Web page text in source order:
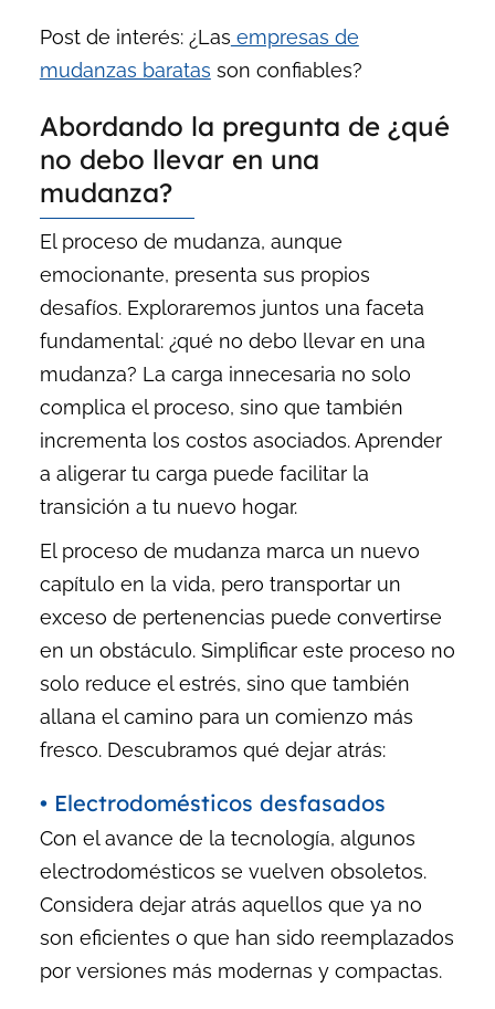
Post de interés: ¿Las empresas de
mudanzas baratas son confiables?
Abordando la pregunta de ¿qué
no debo llevar en una
mudanza?
El proceso de mudanza, aunque
emocionante, presenta sus propios
desafíos. Exploraremos juntos una faceta
fundamental: ¿qué no debo llevar en una
mudanza? La carga innecesaria no solo
complica el proceso, sino que también
incrementa los costos asociados. Aprender
a aligerar tu carga puede facilitar la
transición a tu nuevo hogar.
El proceso de mudanza marca un nuevo
capítulo en la vida, pero transportar un
exceso de pertenencias puede convertirse
en un obstáculo. Simplificar este proceso no
solo reduce el estrés, sino que también
allana el camino para un comienzo más
fresco. Descubramos qué dejar atrás:
• Electrodomésticos desfasados
Con el avance de la tecnología, algunos
electrodomésticos se vuelven obsoletos.
Considera dejar atrás aquellos que ya no
son eficientes o que han sido reemplazados
por versiones más modernas y compactas.